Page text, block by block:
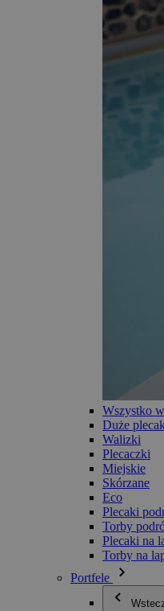
Wszystko
Duże
Walizki
Plecaczki
Miejskie
Skórzane
Eco
Plecaki
Torby
Plecaki na
Torby na
Portfele